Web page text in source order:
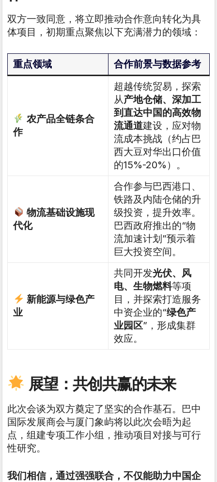
双方一致同意，将立即推动合作意向转化为具
体项目，初期重点聚焦以下充满潜力的领域：
重点领域 合作前景与数据参考
农产品全链条合
作
超越传统贸易，探索
从产地仓储、深加工
到直达中国的高效物
流通道建设，应对物
流成本挑战（约占巴
西大豆对华出口价值
的15%-20%）。
物流基础设施现
代化
合作参与巴西港口、
铁路及内陆仓储的升
级投资，提升效率。
巴西政府推出的“物
流加速计划”预示着
巨大投资空间。
新能源与绿色产
业
共同开发光伏、风
电、生物燃料等项
目，并探索打造服务
中资企业的“绿色产
业园区”，形成集群
效应。
展望：共创共赢的未来
此次会谈为双方奠定了坚实的合作基石。巴中
国际发展商会与厦门象屿将以此次会晤为起
点，组建专项工作小组，推动项目对接与可行
性研究。
我们相信，通过强强联合，不仅能助力中国企